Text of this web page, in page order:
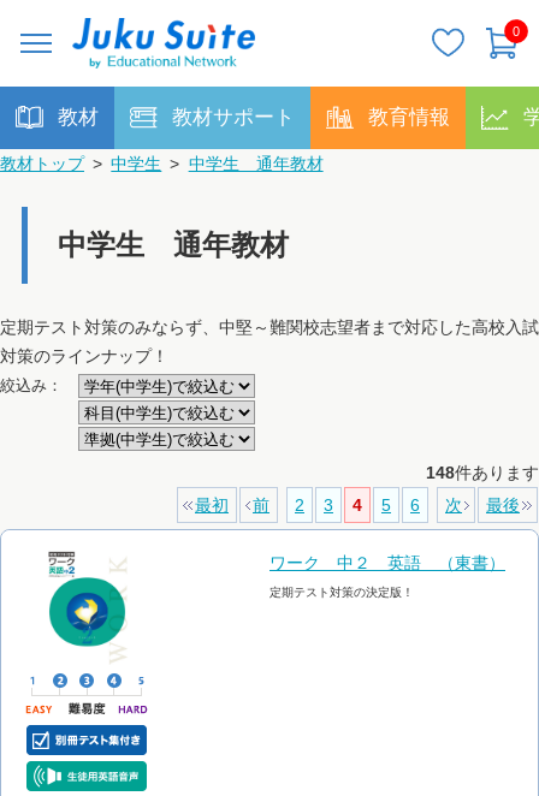
0
教材 教材サポート 教育情報
教材トップ > 中学生 > 中学生 通年教材
中学生 通年教材
定期テスト対策のみならず、中堅～難関校志望者まで対応した高校入試
対策のラインナップ！
絞込み：
148件あります
最初
前 2 3 4 5 6 次 最後
ワーク 中２ 英語 （東書）
定期テスト対策の決定版！